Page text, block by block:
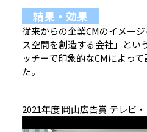
結果・効果
従来からの企業CMのイメー
ス空間を創造する会社」とい
ッチーで印象的なCMによっ
た。
2021年度 岡山広告賞 テレビ